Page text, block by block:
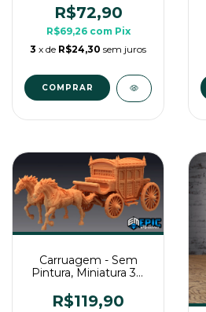
Para RPG de Mesa
R$72,90
R$69,26 com Pix
3 x de R$24,30 sem juros
Carruagem - Sem
Pintura, Miniatura 3D
Mesa
R$119,90